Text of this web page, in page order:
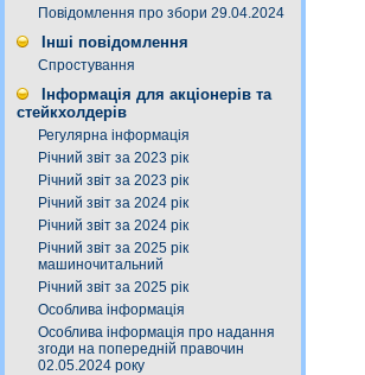
Повідомлення про збори 29.04.2024
Інші повідомлення
Спростування
Інформація для акціонерів та
стейкхолдерів
Регулярна інформація
Річний звіт за 2023 рік
Річний звіт за 2023 рік
Річний звіт за 2024 рік
Річний звіт за 2024 рік
Річний звіт за 2025 рік
машиночитальний
Річний звіт за 2025 рік
Особлива інформація
Особлива інформація про надання
згоди на попередній правочин
02.05.2024 року